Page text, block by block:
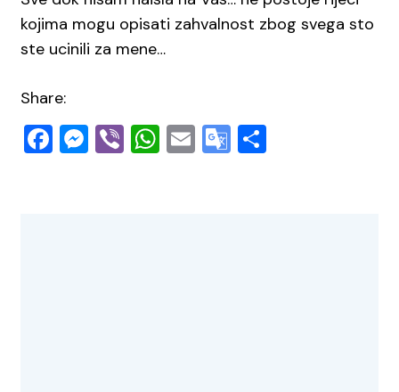
kojima mogu opisati zahvalnost zbog svega sto
ste ucinili za mene…
Share:
Facebook
Messenger
ViberWhatsApp
EmailGoogle